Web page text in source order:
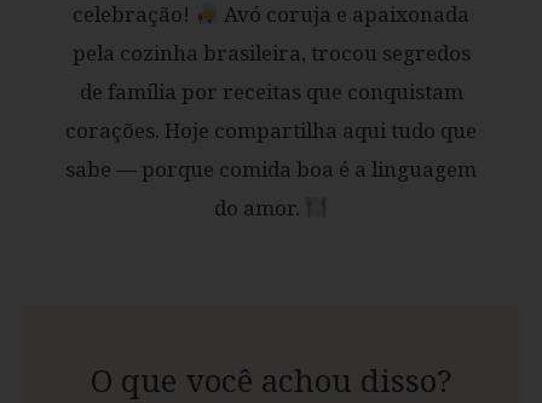
celebração!
Avó coruja e apaixonada
pela cozinha brasileira, trocou segredos
de família por receitas que conquistam
corações. Hoje compartilha aqui tudo que
sabe — porque comida boa é a linguagem
do amor.
O que você achou disso?